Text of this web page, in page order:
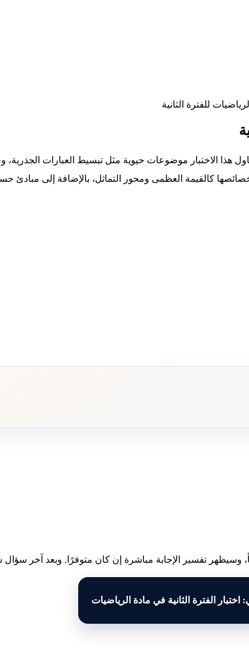
للفترة الثانية
هذا الاختبار موضوعات حيوية مثل تبسيط العبارات الجذرية،
كالقيمة العظمى ومحور التماثل، بالإضافة إلى مبادئ
تفسير الإجابة مباشرة إن كان متوفرًا. وبعد آخر سؤال
اختبار الفترة الثانية في مادة الرياضيات